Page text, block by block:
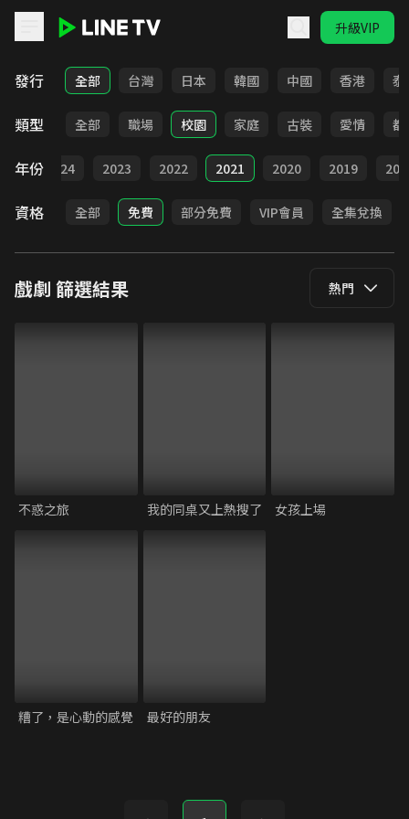
升級VIP
LINE TV - 戲劇
發行 全部 台灣 日本 韓國 中國 香港 泰
類型 全部 職場 校園 家庭 古裝 愛情 都
年份 2024 2023 2022 2021 2020 2019
資格 全部 免費 部分免費 VIP會員 全集兌換
戲劇 篩選結果 熱門
不惑之旅 我的同桌又上熱搜了 女孩上場
糟了，是心動的感覺 最好的朋友